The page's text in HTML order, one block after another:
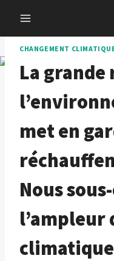
content
CHANGEMENT
La grande
met en
Nous
l’ampleur